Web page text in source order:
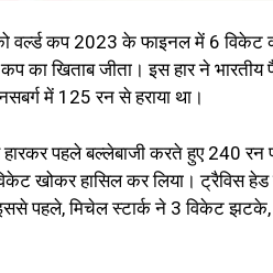
वर्ल्ड कप 2023 के फाइनल में 6 विकेट
कप का खिताब जीता। इस हार ने
में 125 रन से हराया था।
हारकर पहले बल्लेबाजी करते हुए 240
खोकर हासिल कर लिया। ट्रैविस
पहले, मिचेल स्टार्क ने 3 विकेट